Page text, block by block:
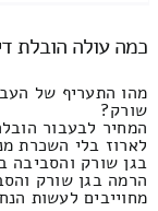
כמה עולה הובלת
מהו התעריף של
שורק?
המחיר לבעבור
לארוז בלי השכרת
בגן שורק והסביבה
מחוייבים לעשות הנחה עבור